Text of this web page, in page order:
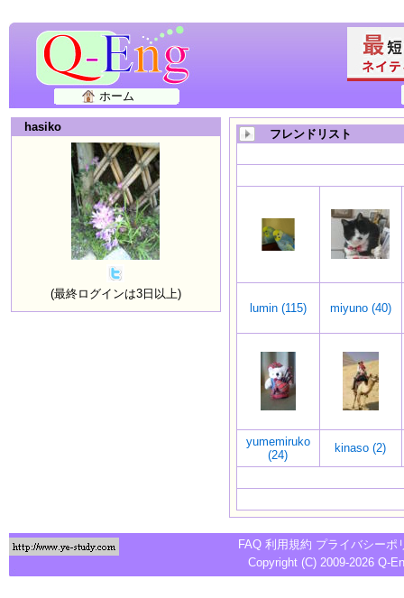
ホーム
hasiko
(最終ログインは3日以上)
フレンドリスト
lumin (115) miyuno (40)
yumemiruko
(24)
kinaso (2)
FAQ 利用規約 プライバシーポ
Copyright (C) 2009-2026 Q-